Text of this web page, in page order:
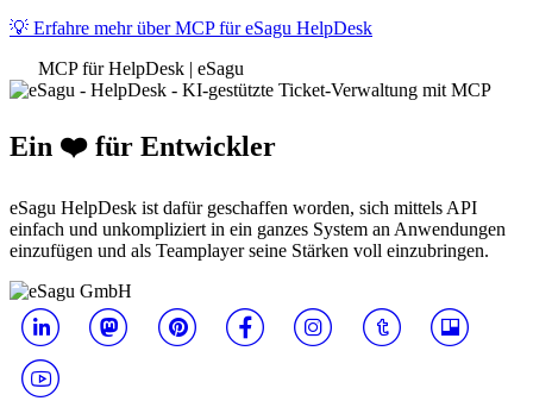
💡 Erfahre mehr über MCP für eSagu HelpDesk
MCP für HelpDesk | eSagu
Ein ❤️ für Entwickler
eSagu HelpDesk ist dafür geschaffen worden, sich mittels API
einfach und unkompliziert in ein ganzes System an Anwendungen
einzufügen und als Teamplayer seine Stärken voll einzubringen.